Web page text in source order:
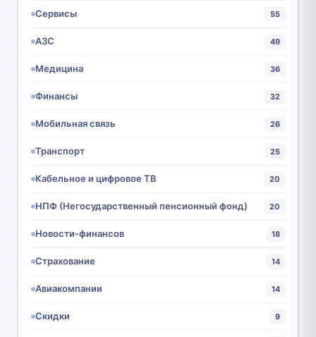
Сервисы 55
АЗС 49
Медицина 36
Финансы 32
Мобильная связь 26
Транспорт 25
Кабельное и цифровое ТВ 20
НПФ (Негосударственный пенсионный фонд) 20
Новости-финансов 18
Страхование 14
Авиакомпании 14
Скидки 9